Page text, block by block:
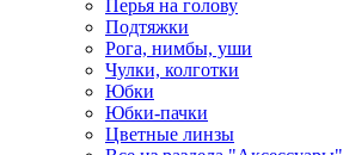
Перья на голову
Подтяжки
Рога, нимбы, уши
Чулки, колготки
Юбки
Юбки-пачки
Цветные линзы